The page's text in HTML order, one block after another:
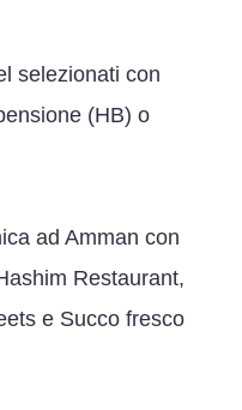
selezionati con
(HB) o
ad Amman con
Restaurant,
e Succo fresco